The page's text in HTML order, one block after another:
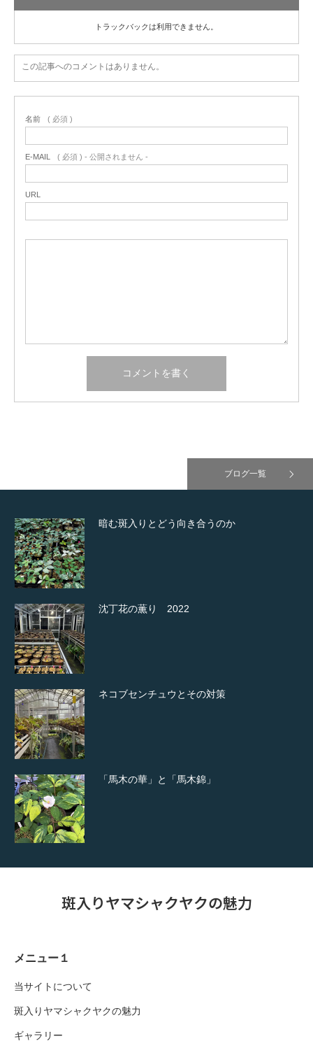
トラックバックは利用できません。
この記事へのコメントはありません。
名前 ( 必須 )
E-MAIL ( 必須 ) - 公開されません -
URL
ブログ一覧
暗む斑入りとどう向き合うのか
沈丁花の薫り 2022
ネコブセンチュウとその対策
「馬木の華」と「馬木錦」
斑入りヤマシャクヤクの魅力
メニュー１
当サイトについて
斑入りヤマシャクヤクの魅力
ギャラリー